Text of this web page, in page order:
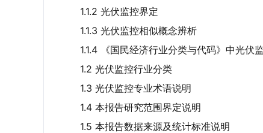
1.1.2 光伏监控界定
1.1.3 光伏监控相似概念辨析
1.1.4 《国民经济行业分类与代码》中光伏
1.2 光伏监控行业分类
1.3 光伏监控专业术语说明
1.4 本报告研究范围界定说明
1.5 本报告数据来源及统计标准说明